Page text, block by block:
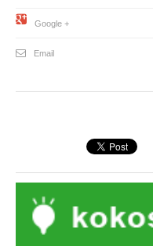
Google +
Email